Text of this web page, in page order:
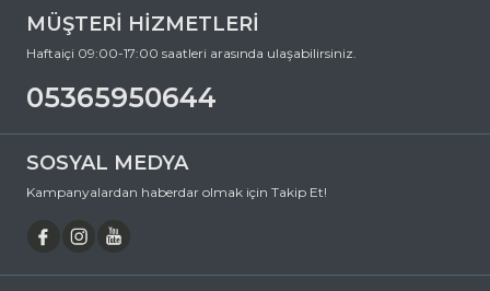
mükemmel bir aksesuardır. Bu fırsatı kaçırmayın ve hemen
sepetinize ekleyin. Siparişiniz en kısa sürede kapınıza gelsin. Keyifli
alışverişler dileriz.
Ürün Açıklaması
Çerçeve Rengi
Çerçeve Materyali Metal
Cam Rengi
Degrade Hayır
MÜŞTERİ HİZMETLERİ
Haftaiçi 09:00-17:00 saatleri arasında ulaşabilirsiniz.
05365950644
SOSYAL MEDYA
Kampanyalardan haberdar olmak için Takip Et!